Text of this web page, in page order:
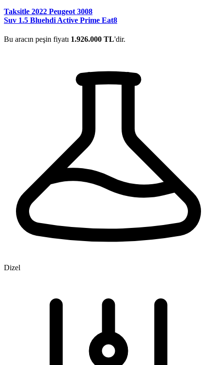
Taksitle 2022 Peugeot 3008
Suv 1.5 Bluehdi Active Prime Eat8
Bu aracın peşin fiyatı 1.926.000 TL'dir.
Dizel